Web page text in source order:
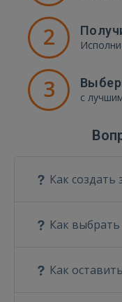
2
3 с
Как создать
Как
Как